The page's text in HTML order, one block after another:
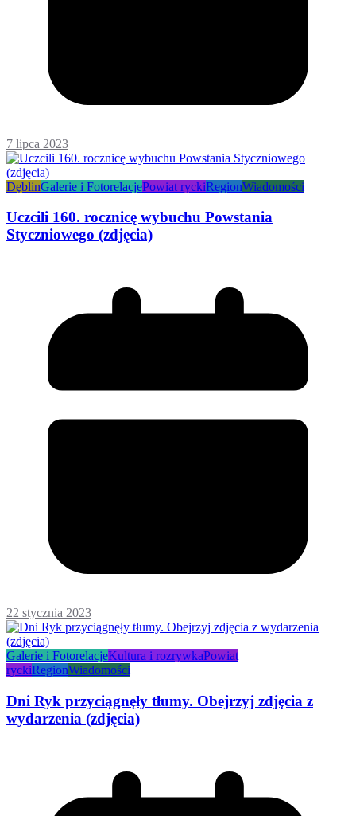
7 lipca 2023
DęblinGalerie i FotorelacjePowiat ryckiRegionWiadomości
Uczcili 160. rocznicę wybuchu Powstania
Styczniowego (zdjęcia)
22 stycznia 2023
Galerie i FotorelacjeKultura i rozrywkaPowiat
ryckiRegionWiadomości
Dni Ryk przyciągnęły tłumy. Obejrzyj zdjęcia z
wydarzenia (zdjęcia)